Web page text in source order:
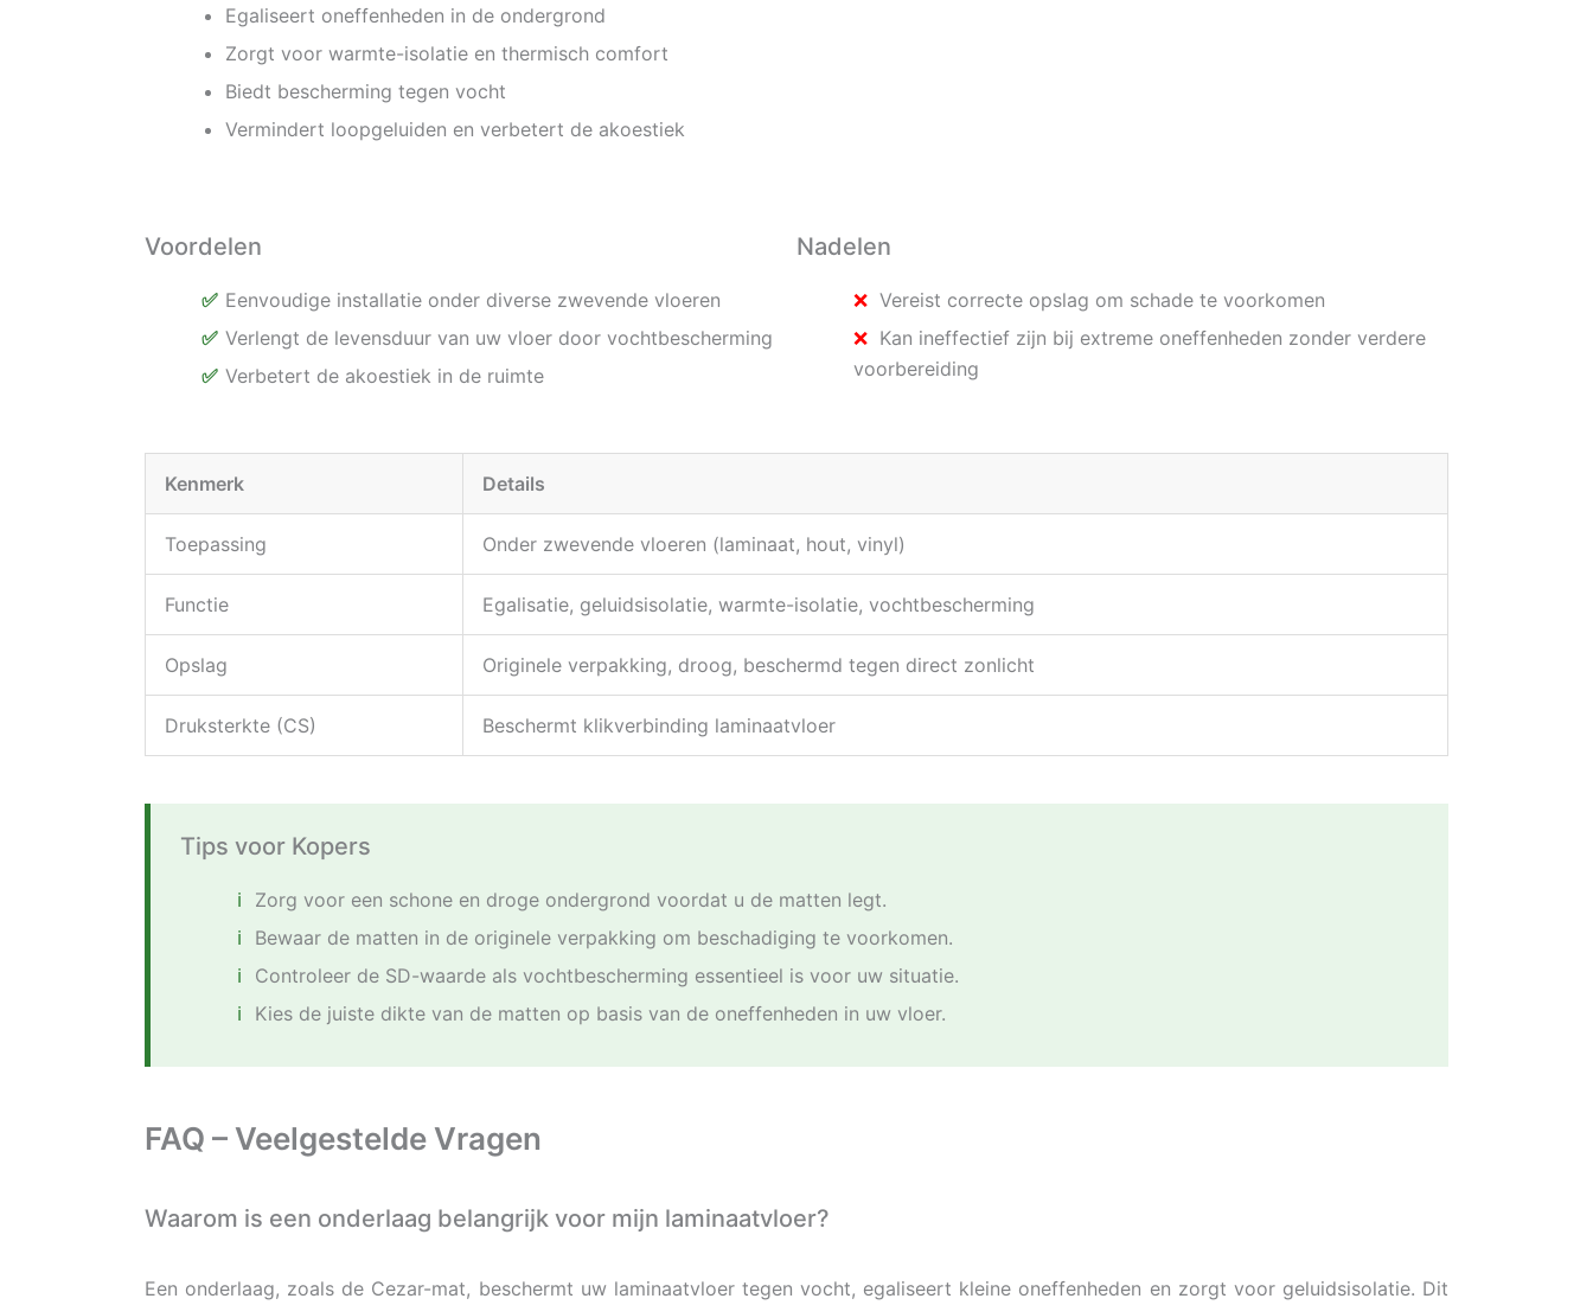
Egaliseert oneffenheden in de ondergrond
Zorgt voor warmte-isolatie en thermisch comfort
Biedt bescherming tegen vocht
Vermindert loopgeluiden en verbetert de akoestiek
Voordelen
Eenvoudige installatie onder diverse zwevende vloeren
Verlengt de levensduur van uw vloer door vochtbescherming
Verbetert de akoestiek in de ruimte
Nadelen
Vereist correcte opslag om schade te voorkomen
Kan ineffectief zijn bij extreme oneffenheden zonder verdere
voorbereiding
Kenmerk Details
Toepassing Onder zwevende vloeren (laminaat, hout, vinyl)
Functie Egalisatie, geluidsisolatie, warmte-isolatie, vochtbescherming
Opslag Originele verpakking, droog, beschermd tegen direct zonlicht
Druksterkte (CS) Beschermt klikverbinding laminaatvloer
Tips voor Kopers
Zorg voor een schone en droge ondergrond voordat u de matten legt.
Bewaar de matten in de originele verpakking om beschadiging te voorkomen.
Controleer de SD-waarde als vochtbescherming essentieel is voor uw situatie.
Kies de juiste dikte van de matten op basis van de oneffenheden in uw vloer.
FAQ – Veelgestelde Vragen
Waarom is een onderlaag belangrijk voor mijn laminaatvloer?
Een onderlaag, zoals de Cezar-mat, beschermt uw laminaatvloer tegen vocht, egaliseert kleine oneffenheden en zorgt voor geluidsisolatie. Dit